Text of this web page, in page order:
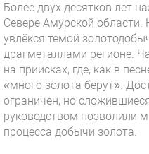
Более двух десятков лет
Севере Амурской области.
увлёкся темой
драгметаллами регионе.
на приисках, где, как в
«много золота берут».
ограничен, но
руководством позволили
процесса добычи золота.